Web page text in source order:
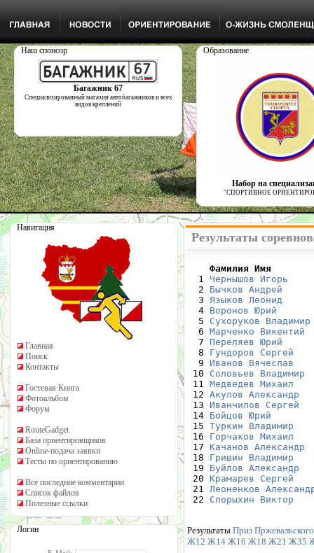
Наш спонсор
Багажник 67
Специализированный магазин автобагажников и всех
видов креплений
Образование
Набор на
"СПОРТИВНОЕ
Навигация
Главная
Поиск
Контакты
Гостевая Книга
Фотоальбом
Форум
RouteGadget
База ориентировщиков
Online-подача заявки
Тесты по ориентированию
Все последние комментарии
Список файлов
Полезные ссылки
Логин
Результаты
Фамилия Имя
1 Чернышов Игорь
  2
Бычков Андрей
  3
Языков Леонид
  4
Воронов Юрий
  5
Сухоруков Владимир
  6
Марченко Викентий
  7
Переляев Юрий
  8
Гундоров Сергей
  9
Иванов Вячеслав
10 Соловьев Владимир
11 Медведев Михаил
12 Акулов Александр
13 Иванчилов Сергей
14 Бойцов Юрий
15 Туркин Владимир
16 Горчаков Михаил
17 Качанов Александр
18 Гришин Владимир
19 Буйлов Александр
20 Крамарев Сергей
21 Леоненков
22 Спорыхин Виктор
Результаты Приз
Ж12 Ж14 Ж16 Ж18 Ж21 Ж35